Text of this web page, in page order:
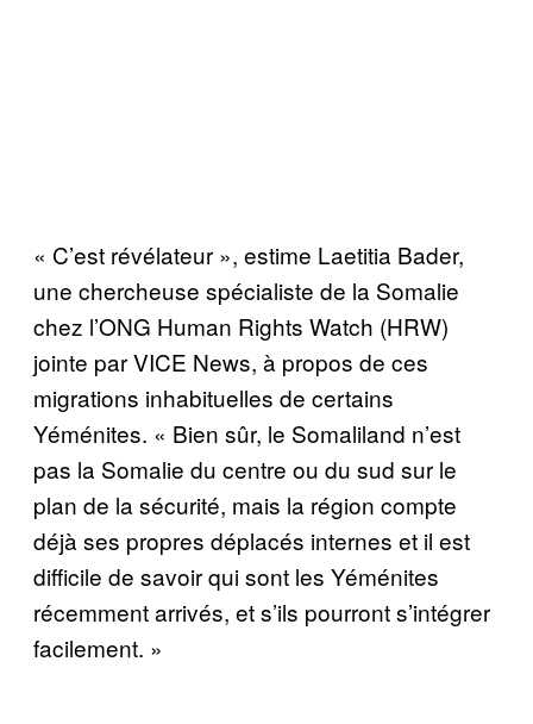
« C’est révélateur », estime Laetitia Bader,
une chercheuse spécialiste de la Somalie
chez l’ONG Human Rights Watch (HRW)
jointe par VICE News, à propos de ces
migrations inhabituelles de certains
Yéménites. « Bien sûr, le Somaliland n’est
pas la Somalie du centre ou du sud sur le
plan de la sécurité, mais la région compte
déjà ses propres déplacés internes et il est
difficile de savoir qui sont les Yéménites
récemment arrivés, et s’ils pourront s’intégrer
facilement. »